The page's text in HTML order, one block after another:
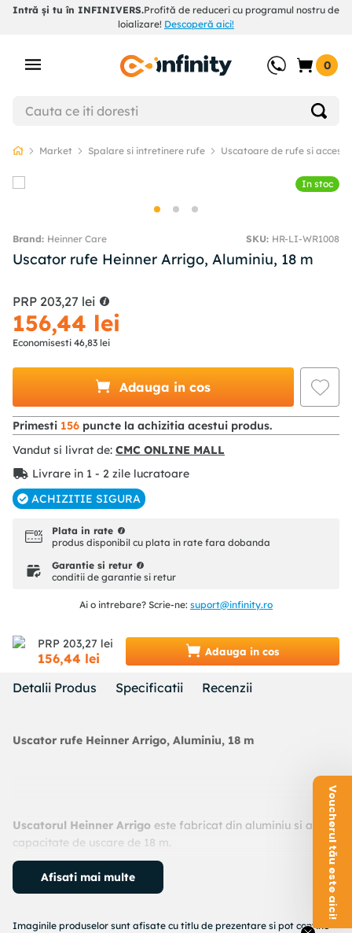
Intră și tu în INFINIVERS.Profită de reduceri cu programul nostru de
loializare! Descoperă aici!
0
Market Spalare si intretinere rufe Uscatoare de rufe si
In stoc
Heinner Care SKU: HR-LI-WR1008
Uscator rufe Heinner Arrigo, Aluminiu, 18 m
PRP 203,27 lei
156,44 lei
Economisesti 46,83 lei
Adauga in cos
Primesti 156 puncte la achizitia acestui produs.
Vandut si livrat de: CMC ONLINE MALL
Livrare in 1 - 2 zile lucratoare
ACHIZITIE SIGURA
Plata in rate
produs disponibil cu plata in rate fara dobanda
Garantie si retur
conditii de garantie si retur
Ai o intrebare? Scrie-ne: suport@infinity.ro
PRP 203,27 lei
156,44 lei Adauga in cos
Detalii Produs Specificatii Recenzii
Uscator rufe Heinner Arrigo, Aluminiu, 18 m
Uscatorul Heinner Arrigo este fabricat din aluminiu si are o
capacitate de uscare de 18 m.
Acesta este pliabil, are picioare in forma de X si este potrivit
Afisati mai multe
Imaginile produselor sunt afisate cu titlu de prezentare si pot contine
Voucherul tău este aici!